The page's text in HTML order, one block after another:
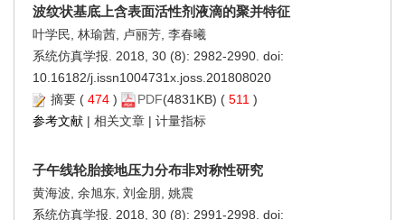
波纹状基底上含表面活性剂液滴的聚并特征
叶学民, 林瑜茜, 卢丽芳, 李春曦
系统仿真学报. 2018, 30 (8): 2982-2990. doi:
10.16182/j.issn1004731x.joss.201808020
摘要 ( 474 ) PDF(4831KB) ( 511 )
参考文献 | 相关文章 | 计量指标
子午线轮胎接地压力分布非对称性研究
黄海波, 余旭东, 刘金朋, 姚震
系统仿真学报. 2018, 30 (8): 2991-2998. doi: